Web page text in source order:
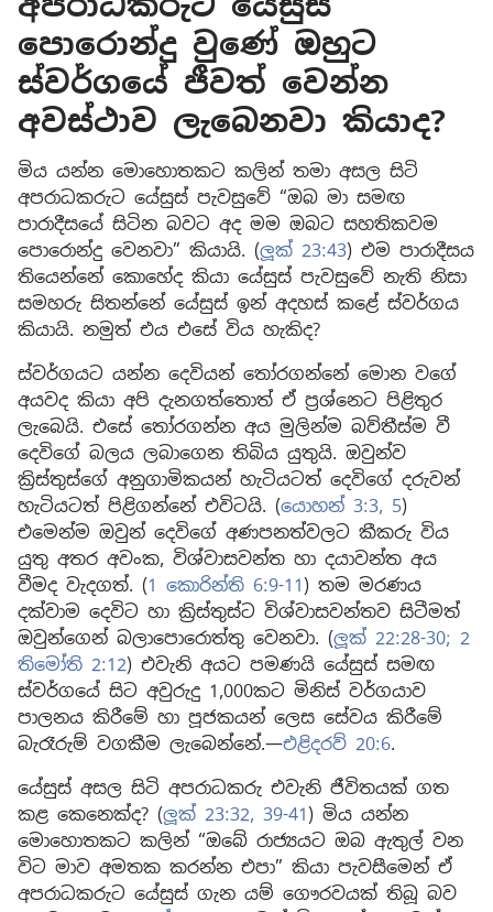
පොරොන්දු වුණේ ඔහුට
ස්වර්ගයේ ජීවත් වෙන්න
අවස්ථාව ලැබෙනවා කියාද?
මිය යන්න මොහොතකට කලින් තමා අසල සිටි
අපරාධකරුට යේසුස් පැවසුවේ “ඔබ මා සමඟ
පාරාදීසයේ සිටින බවට අද මම ඔබට සහතිකවම
පොරොන්දු වෙනවා” කියායි. (ලූක් 23:43) එම පාරාදීසය
තියෙන්නේ කොහේද කියා යේසුස් පැවසුවේ නැති නිසා
සමහරු සිතන්නේ යේසුස් ඉන් අදහස් කළේ ස්වර්ගය
කියායි. නමුත් එය එසේ විය හැකිද?
ස්වර්ගයට යන්න දෙවියන් තෝරගන්නේ මොන වගේ
අයවද කියා අපි දැනගත්තොත් ඒ ප්‍රශ්නෙට පිළිතුර
ලැබෙයි. එසේ තෝරගන්න අය මුලින්ම බව්තීස්ම වී
දෙවිගේ බලය ලබාගෙන තිබිය යුතුයි. ඔවුන්ව
ක්‍රිස්තුස්ගේ අනුගාමිකයන් හැටියටත් දෙවිගේ දරුවන්
හැටියටත් පිළිගන්නේ එවිටයි. (යොහන් 3:3, 5)
එමෙන්ම ඔවුන් දෙවිගේ අණපනත්වලට කීකරු විය
යුතු අතර අවංක, විශ්වාසවන්ත හා දයාවන්ත අය
වීමද වැදගත්. (1 කොරින්ති 6:9-11) තම මරණය
දක්වාම දෙවිට හා ක්‍රිස්තුස්ට විශ්වාසවන්තව සිටීමත්
ඔවුන්ගෙන් බලාපොරොත්තු වෙනවා. (ලූක් 22:28-30; 2
තිමෝති 2:12) එවැනි අයට පමණයි යේසුස් සමඟ
ස්වර්ගයේ සිට අවුරුදු 1,000කට මිනිස් වර්ගයාව
පාලනය කිරීමේ හා පූජකයන් ලෙස සේවය කිරීමේ
බැරෑරුම් වගකීම ලැබෙන්නේ.—එළිදරව් 20:6.
යේසුස් අසල සිටි අපරාධකරු එවැනි ජීවිතයක් ගත
කළ කෙනෙක්ද? (ලූක් 23:32, 39-41) මිය යන්න
මොහොතකට කලින් “ඔබේ රාජ්‍යයට ඔබ ඇතුල් වන
විට මාව අමතක කරන්න එපා” කියා පැවසීමෙන් ඒ
අපරාධකරුට යේසුස් ගැන යම් ගෞරවයක් තිබූ බව